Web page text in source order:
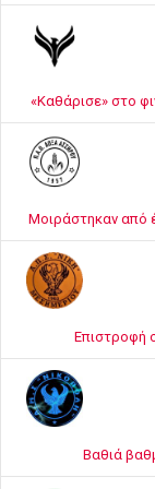
«Καθάρισε» στο
Μοιράστηκαν από
Επιστροφή
Βαθιά